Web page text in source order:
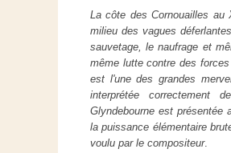
La côte des Cornouailles
milieu des vagues
sauvetage, le naufrage et
même lutte contre des
est l'une des grandes
interprétée correctement
Glyndebourne est présentée
la puissance élémentaire
voulu par le compositeur.